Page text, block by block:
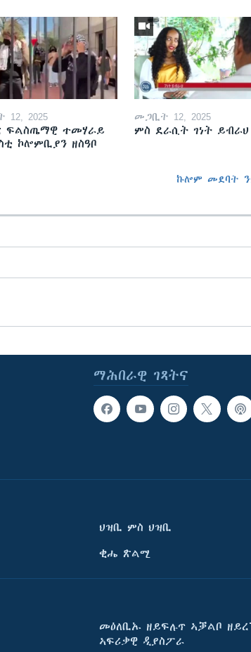
2025
ፍልስጤማዊ ተመሃራይ
ኮሎምቢያን ዘስዓቦ
መጋቢት 12, 2025
ምስ ደራሲት ገነት ይብራህ
ኩሎም መደባት
ማሕበራዊ ገጻትና
ህዝቢ ምስ ህዝቢ
ቂሔ ጽልሚ
መዕለቢኡ ዘይፍሉጥ ኣቓልቦ
ኣፍሪቃዊ ዲያስፖራ